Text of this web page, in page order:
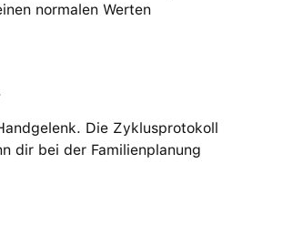
normalen Werten
Die Zyklusprotokoll
dir bei der Familienplanung